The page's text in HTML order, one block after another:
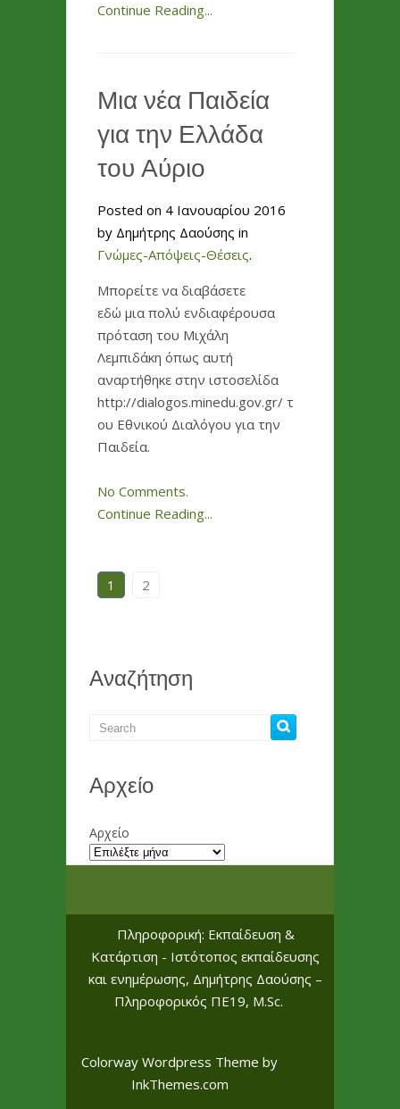
Continue Reading...
Μια νέα Παιδεία
για την Ελλάδα
του Αύριο
Posted on 4 Ιανουαρίου 2016
by Δημήτρης Δαούσης in
Γνώμες-Απόψεις-Θέσεις.
Μπορείτε να διαβάσετε
εδώ μια πολύ ενδιαφέρουσα
πρόταση του Μιχάλη
Λεμπιδάκη όπως αυτή
αναρτήθηκε στην ιστοσελίδα
http://dialogos.minedu.gov.gr/ τ
ου Εθνικού Διαλόγου για την
Παιδεία.
No Comments.
Continue Reading...
1 2
Αναζήτηση
Αρχείο
Αρχείο
Πληροφορική: Εκπαίδευση &
Κατάρτιση - Ιστότοπος εκπαίδευσης
και ενημέρωσης, Δημήτρης Δαούσης –
Πληροφορικός ΠΕ19, M.Sc.
Colorway Wordpress Theme by
InkThemes.com